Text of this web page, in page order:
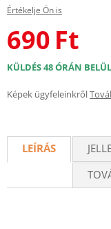
Értékelje Ön is
690 Ft
KÜLDÉS 48 ÓRÁN BELÜL
Képek ügyfeleinkről
LEÍRÁS